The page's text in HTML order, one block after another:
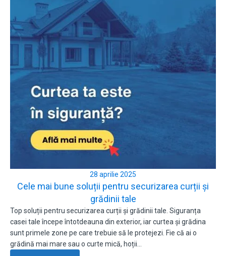
28 aprilie 2025
Cele mai bune soluții pentru securizarea curții și
grădinii tale
Top soluții pentru securizarea curții și grădinii tale. Siguranța
casei tale începe întotdeauna din exterior, iar curtea și grădina
sunt primele zone pe care trebuie să le protejezi. Fie că ai o
grădină mai mare sau o curte mică, hoții…